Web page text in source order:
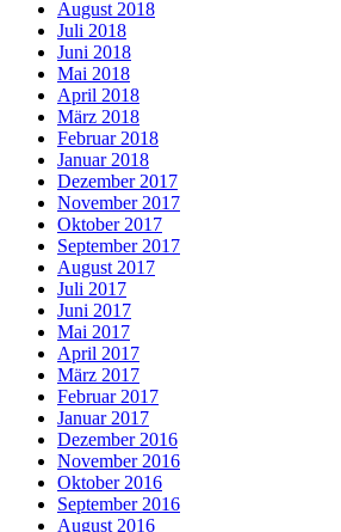
August 2018
Juli 2018
Juni 2018
Mai 2018
April 2018
März 2018
Februar 2018
Januar 2018
Dezember 2017
November 2017
Oktober 2017
September 2017
August 2017
Juli 2017
Juni 2017
Mai 2017
April 2017
März 2017
Februar 2017
Januar 2017
Dezember 2016
November 2016
Oktober 2016
September 2016
August 2016